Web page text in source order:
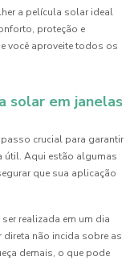
a película solar ideal
proteção e
você aproveite todos os
solar em janelas
crucial para garantir
útil. Aqui estão algumas
que sua aplicação
realizada em um dia
não incida sobre as
demais, o que pode